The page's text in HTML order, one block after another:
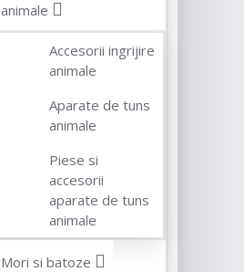
animale
Accesorii ingrijire
animale
Aparate de tuns
animale
Piese si
accesorii
aparate de tuns
animale
Mori si batoze